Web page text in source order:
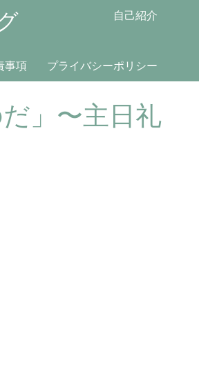
自己紹介
事項 プライバシーポリシー
」〜主日礼